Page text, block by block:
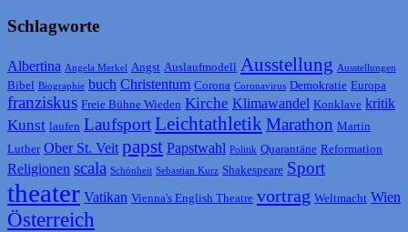
Schlagworte
Albertina Angela Merkel Angst Auslaufmodell Ausstellung Ausstellungen
Bibel Biographie buch Christentum Corona Coronavirus Demokratie Europa
franziskus Freie Bühne Wieden Kirche Klimawandel Konklave kritik
Kunst laufen LaufsportLeichtathletikMarathon Martin
Luther Ober St. Veit papst Papstwahl Politik Quarantäne Reformation
Religionen scala Schönheit Sebastian Kurz Shakespeare Sport
theater Vatikan Vienna's English Theatre vortrag Weltmacht Wien
Österreich